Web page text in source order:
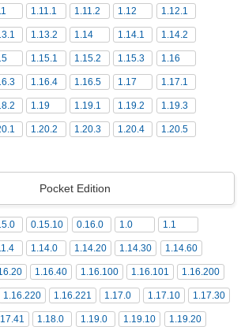
1.11.1 1.11.2 1.12 1.12.1
1.13.2 1.14 1.14.1 1.14.2
1.15.1 1.15.2 1.15.3 1.16
1.16.4 1.16.5 1.17 1.17.1
1.19 1.19.1 1.19.2 1.19.3
1.20.2 1.20.3 1.20.4 1.20.5
Pocket Edition
0.15.10 0.16.0 1.0 1.1
1.14.0 1.14.20 1.14.30 1.14.60
1.16.40 1.16.100 1.16.101 1.16.200
1.16.220 1.16.221 1.17.0 1.17.10 1.17.30
1.18.0 1.19.0 1.19.10 1.19.20